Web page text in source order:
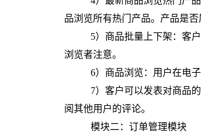
品浏览所有热门产品。产品是
5）商品批量上下架：客
浏览者注意。
6）商品浏览：用户在电
7）客户可以发表对商品
阅其他用户的评论。
模块二：订单管理模块